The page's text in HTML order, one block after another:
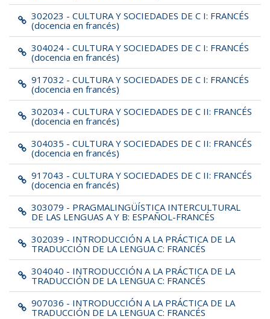
302023 - CULTURA Y SOCIEDADES DE C I: FRANCÉS
(docencia en francés)
304024 - CULTURA Y SOCIEDADES DE C I: FRANCÉS
(docencia en francés)
917032 - CULTURA Y SOCIEDADES DE C I: FRANCÉS
(docencia en francés)
302034 - CULTURA Y SOCIEDADES DE C II: FRANCÉS
(docencia en francés)
304035 - CULTURA Y SOCIEDADES DE C II: FRANCÉS
(docencia en francés)
917043 - CULTURA Y SOCIEDADES DE C II: FRANCÉS
(docencia en francés)
303079 - PRAGMALINGÜÍSTICA INTERCULTURAL
DE LAS LENGUAS A Y B: ESPAÑOL-FRANCÉS
302039 - INTRODUCCIÓN A LA PRÁCTICA DE LA
TRADUCCIÓN DE LA LENGUA C: FRANCÉS
304040 - INTRODUCCIÓN A LA PRÁCTICA DE LA
TRADUCCIÓN DE LA LENGUA C: FRANCÉS
907036 - INTRODUCCIÓN A LA PRÁCTICA DE LA
TRADUCCIÓN DE LA LENGUA C: FRANCÉS